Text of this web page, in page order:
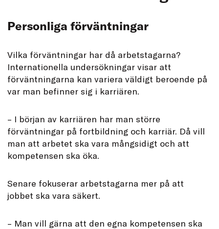
Personliga förväntningar
Vilka förväntningar har då arbetstagarna?
Internationella undersökningar visar att
förväntningarna kan variera väldigt beroende på
var man befinner sig i karriären.
– I början av karriären har man större
förväntningar på fortbildning och karriär. Då vill
man att arbetet ska vara mångsidigt och att
kompetensen ska öka.
Senare fokuserar arbetstagarna mer på att
jobbet ska vara säkert.
– Man vill gärna att den egna kompetensen ska